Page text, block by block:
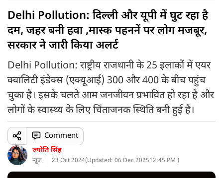
Delhi Pollution: दिल्ली और यूपी में घुट रहा है
दम, जहर बनी हवा ,मास्क पहननें पर लोग मजबूर,
सरकार ने जारी किया अलर्ट
Delhi Pollution: राष्ट्रीय राजधानी के 25 इलाकों में एयर
क्वालिटी इंडेक्स (एक्यूआई) 300 और 400 के बीच पहुंच
चुका है। इसके चलते आम जनजीवन प्रभावित हो रहा है और
लोगों के स्वास्थ्य के लिए चिंताजनक स्थिति बनी हुई है।
ज्योति सिंह
न्यूज 23 Oct 2024(Updated: 06 Dec 202512:45 PM )
Comment